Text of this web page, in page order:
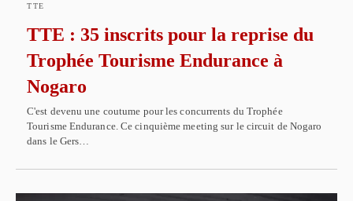
TTE
TTE : 35 inscrits pour la reprise du
Trophée Tourisme Endurance à
Nogaro
C'est devenu une coutume pour les concurrents du Trophée
Tourisme Endurance. Ce cinquième meeting sur le circuit de Nogaro
dans le Gers…